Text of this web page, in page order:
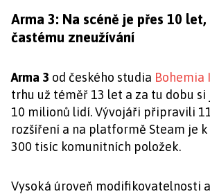
Arma 3: Na scéně je přes 10
častému zneužívání
Arma 3 od českého studia Bohemia
trhu už téměř 13 let a za tu dobu
10 milionů lidí. Vývojáři připravili
rozšíření a na platformě Steam je
300 tisíc komunitních položek.
Vysoká úroveň modifikovatelnosti